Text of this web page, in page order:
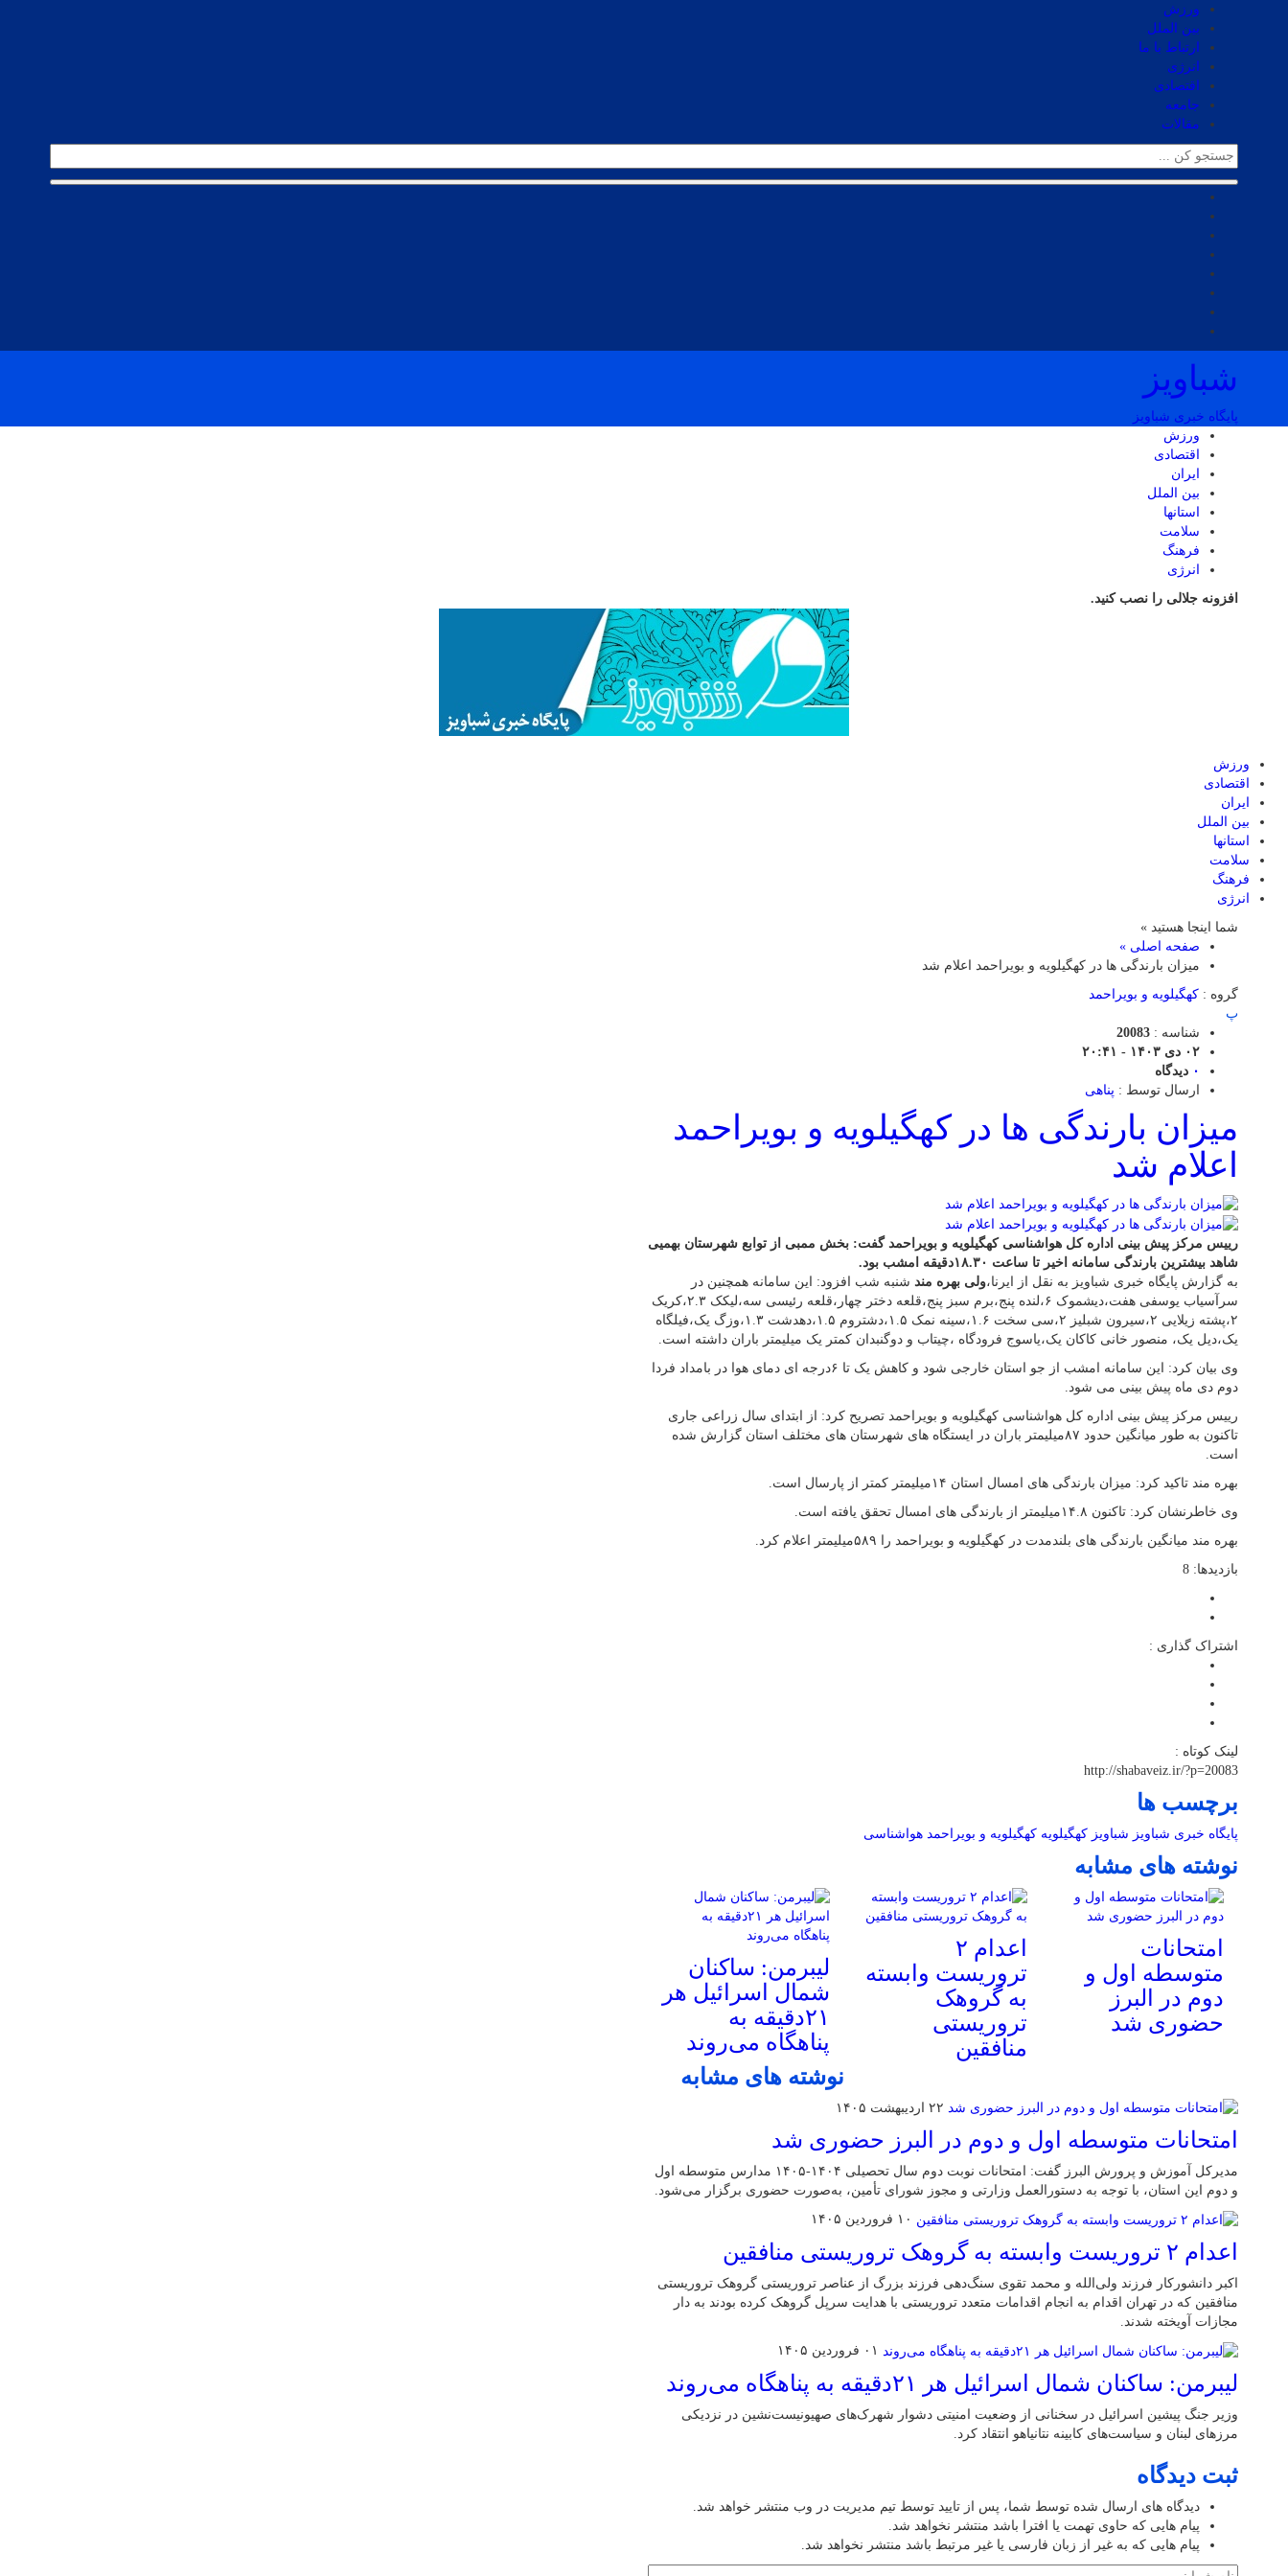
ورزش
بین الملل
ارتباط با ما
انرژی
اقتصادی
جامعه
مقالات
شباویز
پایگاه خبری شباویز
ورزش
اقتصادی
ایران
بین الملل
استانها
سلامت
فرهنگ
انرژی
افزونه جلالی را نصب کنید.
ورزش
اقتصادی
ایران
بین الملل
استانها
سلامت
فرهنگ
انرژی
شما اینجا هستید »
صفحه اصلی »
میزان بارندگی ها در کهگیلویه و بویراحمد اعلام شد
گروه : کهگیلویه و بویراحمد
پ
شناسه : 20083
۰۲ دی ۱۴۰۳ - ۲۰:۴۱
۰ دیدگاه
ارسال توسط : پناهی
میزان بارندگی ها در کهگیلویه و بویراحمد
اعلام شد
رییس مرکز پیش بینی اداره کل هواشناسی کهگیلویه و بویراحمد گفت: بخش ممبی از توابع شهرستان بهمیی
شاهد بیشترین بارندگی سامانه اخیر تا ساعت ۱۸.۳۰دقیقه امشب بود.
به گزارش پایگاه خبری شباویز به نقل از ایرنا،ولی بهره مند شنبه شب افزود: این سامانه همچنین در
سرآسیاب یوسفی هفت،دیشموک ۶،لنده پنج،برم سبز پنج،قلعه دختر چهار،قلعه رئیسی سه،لیکک ۲.۳،کریک
۲،پشته زیلایی ۲،سیرون شبلیز ۲،سی سخت ۱.۶،سینه نمک ۱.۵،دشتروم ۱.۵،دهدشت ۱.۳،وزگ یک،فیلگاه
یک،دیل یک، منصور خانی کاکان یک،یاسوج فرودگاه ،چیتاب و دوگنبدان کمتر یک میلیمتر باران داشته است.
وی بیان کرد: این سامانه امشب از جو استان خارجی شود و کاهش یک تا ۶درجه ای دمای هوا در بامداد فردا
دوم دی ماه پیش بینی می شود.
رییس مرکز پیش بینی اداره کل هواشناسی کهگیلویه و بویراحمد تصریح کرد: از ابتدای سال زراعی جاری
تاکنون به طور میانگین حدود ۸۷میلیمتر باران در ایستگاه های شهرستان های مختلف استان گزارش شده
است.
بهره مند تاکید کرد: میزان بارندگی های امسال استان ۱۴میلیمتر کمتر از پارسال است.
وی خاطرنشان کرد: تاکنون ۱۴.۸میلیمتر از بارندگی های امسال تحقق یافته است.
بهره مند میانگین بارندگی های بلندمدت در کهگیلویه و بویراحمد را ۵۸۹میلیمتر اعلام کرد.
بازدیدها: 8
اشتراک گذاری :
لینک کوتاه :
http://shabaveiz.ir/?p=20083
برچسب ها
پایگاه خبری شباویز شباویز کهگیلویه کهگیلویه و بویراحمد هواشناسی
نوشته های مشابه
امتحانات
متوسطه اول و
دوم در البرز
حضوری شد
اعدام ۲
تروریست وابسته
به گروهک
تروریستی
منافقین
لیبرمن: ساکنان
شمال اسرائیل هر
۲۱دقیقه به
پناهگاه می‌روند
نوشته های مشابه
۲۲ اردیبهشت ۱۴۰۵
امتحانات متوسطه اول و دوم در البرز حضوری شد
مدیرکل آموزش و پرورش البرز گفت: امتحانات نوبت دوم سال تحصیلی ۱۴۰۴-۱۴۰۵ مدارس متوسطه اول
و دوم این استان، با توجه به دستورالعمل وزارتی و مجوز شورای تأمین، به‌صورت حضوری برگزار می‌شود.
۱۰ فروردین ۱۴۰۵
اعدام ۲ تروریست وابسته به گروهک تروریستی منافقین
اکبر دانشورکار فرزند ولی‌الله و محمد تقوی سنگ‌دهی فرزند بزرگ از عناصر تروریستی گروهک تروریستی
منافقین که در تهران اقدام به انجام اقدامات متعدد تروریستی با هدایت سرپل گروهک کرده بودند به دار
مجازات آویخته شدند.
۰۱ فروردین ۱۴۰۵
لیبرمن: ساکنان شمال اسرائیل هر ۲۱دقیقه به پناهگاه می‌روند
وزیر جنگ پیشین اسرائیل در سخنانی از وضعیت امنیتی دشوار شهرک‌های صهیونیست‌نشین در نزدیکی
مرزهای لبنان و سیاست‌های کابینه نتانیاهو انتقاد کرد.
ثبت دیدگاه
دیدگاه های ارسال شده توسط شما، پس از تایید توسط تیم مدیریت در وب منتشر خواهد شد.
پیام هایی که حاوی تهمت یا افترا باشد منتشر نخواهد شد.
پیام هایی که به غیر از زبان فارسی یا غیر مرتبط باشد منتشر نخواهد شد.